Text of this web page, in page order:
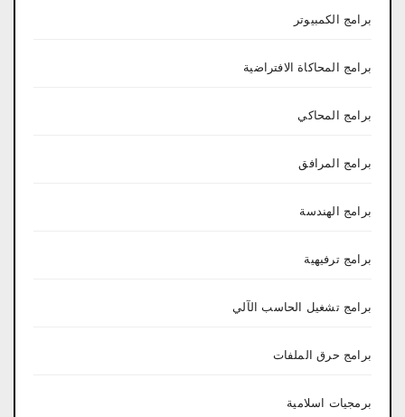
برامج الكمبيوتر
برامج المحاكاة الافتراضية
برامج المحاكي
برامج المرافق
برامج الهندسة
برامج ترفيهية
برامج تشغيل الحاسب الآلي
برامج حرق الملفات
برمجيات اسلامية